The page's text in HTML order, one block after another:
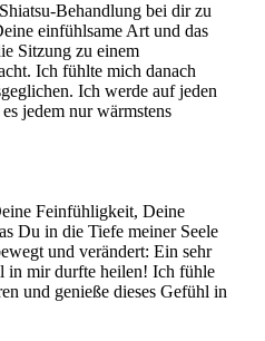
Behandlung bei dir zu
einfühlsame Art und das
Sitzung zu einem
Ich fühlte mich danach
Ich werde auf jeden
jedem nur wärmstens
Feinfühligkeit, Deine
Du in die Tiefe meiner Seele
und verändert: Ein sehr
in mir durfte heilen! Ich fühle
und genieße dieses Gefühl in